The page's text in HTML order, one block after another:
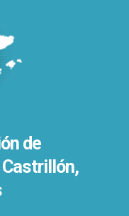
de
Castrillón,